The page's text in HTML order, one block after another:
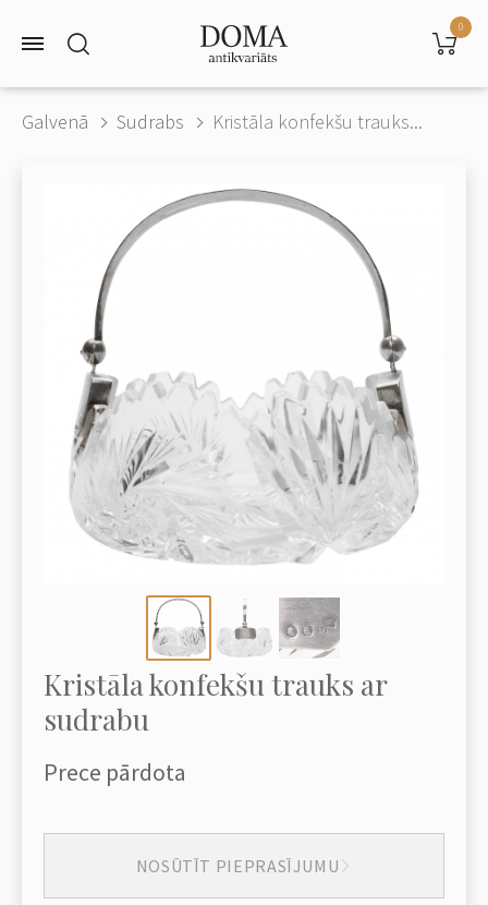
0
Galvenā Sudrabs Kristāla konfekšu trauks...
Kristāla konfekšu trauks ar
sudrabu
Prece pārdota
NOSŪTĪT PIEPRASĪJUMU